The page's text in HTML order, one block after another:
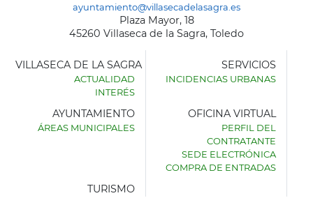
ayuntamiento@villasecadelasagra.es
Plaza Mayor, 18
45260 Villaseca de la Sagra, Toledo
AYUNTAMIENTO
VILLASECA DE LA SAGRA
ACTUALIDAD
INTERÉS
SERVICIOS
INCIDENCIAS URBANAS
AYUNTAMIENTO
ÁREAS MUNICIPALES
OFICINA VIRTUAL
PERFIL DEL
CONTRATANTE
SEDE ELECTRÓNICA
COMPRA DE ENTRADAS
TURISMO